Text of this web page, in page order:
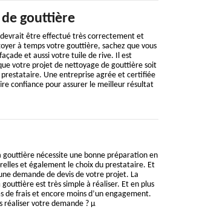
gouttière
être effectué très correctement et
à temps votre gouttière, sachez que vous
et aussi votre tuile de rive. Il est
votre projet de nettoyage de gouttière soit
Une entreprise agrée et certifiée
confiance pour assurer le meilleur résultat
nécessite une bonne préparation en
et également le choix du prestataire. Et
demande de devis de votre projet. La
est très simple à réaliser. Et en plus
de frais et encore moins d’un engagement.
réaliser votre demande ? µ